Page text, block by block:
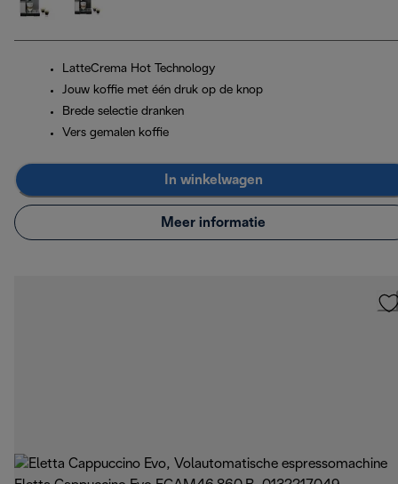
LatteCrema Hot Technology
Jouw koffie met één druk op de knop
Brede selectie dranken
Vers gemalen koffie
In winkelwagen
Meer informatie